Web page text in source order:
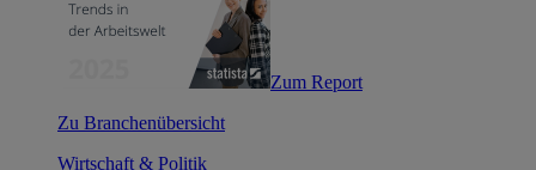
Zum Report
Zu Branchenübersicht
Wirtschaft & Politik